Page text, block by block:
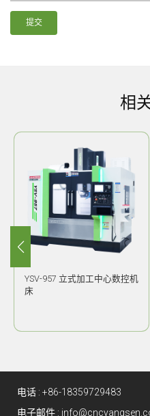
提交
相
YSV-957 立式加工中心数控机
床
电话 : +86-18359729483
电子邮件 :